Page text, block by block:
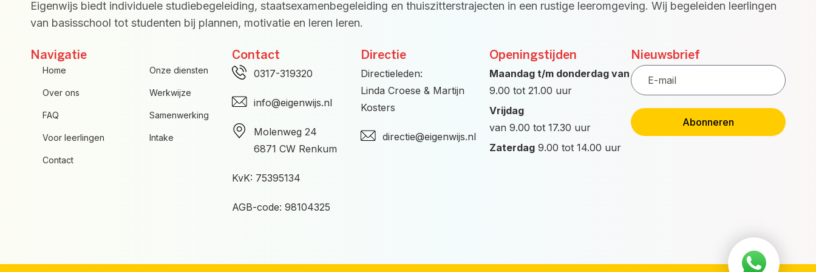
Eigenwijs biedt individuele studiebegeleiding, staatsexamenbegeleiding en thuiszitterstrajecten in een rustige leeromgeving. Wij begeleiden leerlingen
van basisschool tot studenten bij plannen, motivatie en leren leren.
Navigatie
Home Onze diensten
Over ons Werkwijze
FAQ Samenwerking
Voor leerlingen Intake
Contact
Contact
0317-319320
info@eigenwijs.nl
Molenweg 24
6871 CW Renkum
KvK: 75395134
AGB-code: 98104325
Directie
Directieleden:
Linda Croese & Martijn
Kosters
directie@eigenwijs.nl
Openingstijden
Maandag t/m donderdag van
9.00 tot 21.00 uur
Vrijdag
van 9.00 tot 17.30 uur
Zaterdag 9.00 tot 14.00 uur
Nieuwsbrief
E-
mail
Abonneren